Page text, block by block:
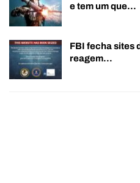
e tem um que…
FBI fecha sites
reagem…